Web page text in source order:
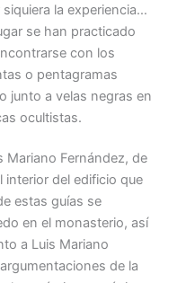
la experiencia…
se han practicado
con los
o pentagramas
junto a velas negras en
ocultistas.
Mariano Fernández, de
interior del edificio que
estas guías se
en el monasterio, así
a Luis Mariano
de la